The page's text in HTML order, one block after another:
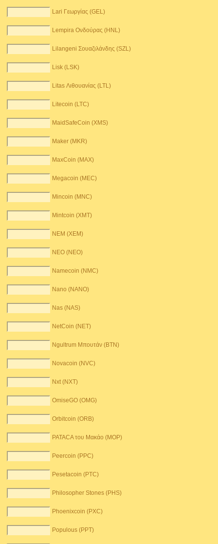
Lari Γεωργίας (GEL)
Lempira Ονδούρας (HNL)
Lilangeni Σουαζιλάνδης (SZL)
Lisk (LSK)
Litas Λιθουανίας (LTL)
Litecoin (LTC)
MaidSafeCoin (XMS)
Maker (MKR)
MaxCoin (MAX)
Megacoin (MEC)
Mincoin (MNC)
Mintcoin (XMT)
NEM (XEM)
NEO (NEO)
Namecoin (NMC)
Nano (NANO)
Nas (NAS)
NetCoin (NET)
Ngultrum Μπουτάν (BTN)
Novacoin (NVC)
Nxt (NXT)
OmiseGO (OMG)
Orbitcoin (ORB)
PATACA του Μακάο (MOP)
Peercoin (PPC)
Pesetacoin (PTC)
Philosopher Stones (PHS)
Phoenixcoin (PXC)
Populous (PPT)